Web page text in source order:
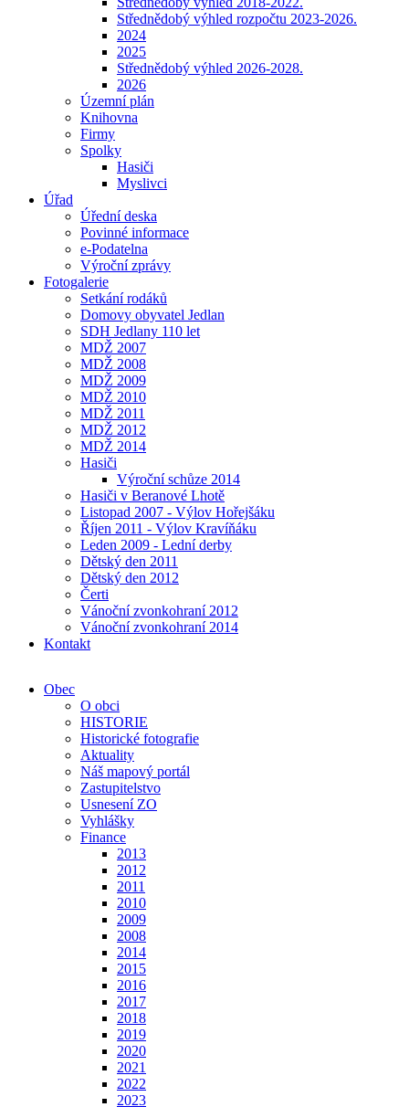
Střednědobý výhled rozpočtu 2023-2026.
2024
2025
Střednědobý výhled 2026-2028.
2026
Územní plán
Knihovna
Firmy
Spolky
Hasiči
Myslivci
Úřad
Úřední deska
Povinné informace
e-Podatelna
Výroční zprávy
Fotogalerie
Setkání rodáků
Domovy obyvatel Jedlan
SDH Jedlany 110 let
MDŽ 2007
MDŽ 2008
MDŽ 2009
MDŽ 2010
MDŽ 2011
MDŽ 2012
MDŽ 2014
Hasiči
Výroční schůze 2014
Hasiči v Beranové Lhotě
Listopad 2007 - Výlov Hořejšáku
Říjen 2011 - Výlov Kravíňáku
Leden 2009 - Lední derby
Dětský den 2011
Dětský den 2012
Čerti
Vánoční zvonkohraní 2012
Vánoční zvonkohraní 2014
Kontakt
Obec
O obci
HISTORIE
Historické fotografie
Aktuality
Náš mapový portál
Zastupitelstvo
Usnesení ZO
Vyhlášky
Finance
2013
2012
2011
2010
2009
2008
2014
2015
2016
2017
2018
2019
2020
2021
2022
2023